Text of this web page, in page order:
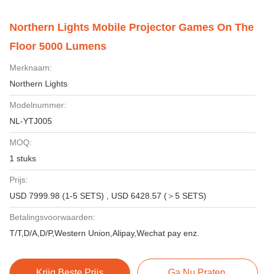
Northern Lights Mobile Projector Games On The
Floor 5000 Lumens
Merknaam:
Northern Lights
Modelnummer:
NL-YTJ005
MOQ:
1 stuks
Prijs:
USD 7999.98 (1-5 SETS) , USD 6428.57 (＞5 SETS)
Betalingsvoorwaarden:
T/T,D/A,D/P,Western Union,Alipay,Wechat pay enz.